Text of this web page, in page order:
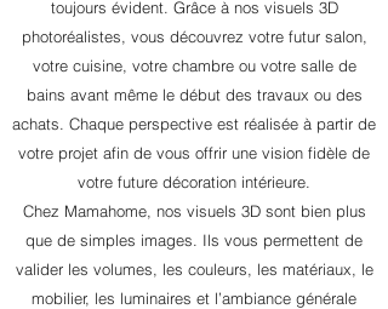
toujours évident. Grâce à nos visuels 3D
photoréalistes, vous découvrez votre futur salon,
votre cuisine, votre chambre ou votre salle de
bains avant même le début des travaux ou des
achats. Chaque perspective est réalisée à partir de
votre projet afin de vous offrir une vision fidèle de
votre future décoration intérieure.
Chez Mamahome, nos visuels 3D sont bien plus
que de simples images. Ils vous permettent de
valider les volumes, les couleurs, les matériaux, le
mobilier, les luminaires et l’ambiance générale